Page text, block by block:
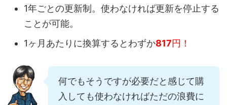
1年ごとの更新制。使わなければ更新を停止する
ことが可能。
1ヶ月あたりに換算するとわずか817円！
何でもそうですが必要だと感じて購
入しても使わなければただの浪費に